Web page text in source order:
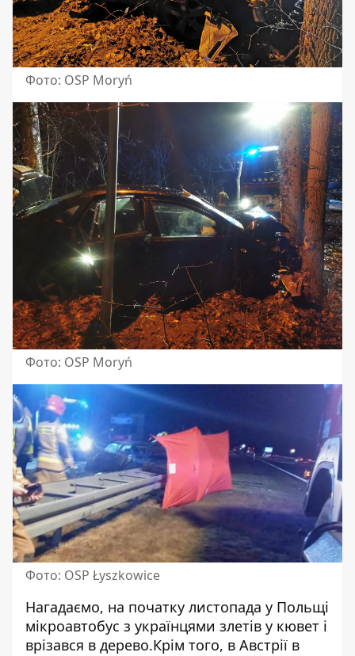
Фото: OSP Moryń
Фото: OSP Moryń
Фото: OSP Łyszkowice
Нагадаємо, на початку листопада у Польщі
мікроавтобус з українцями злетів у кювет і
врізався в дерево.Крім того, в Австрії в